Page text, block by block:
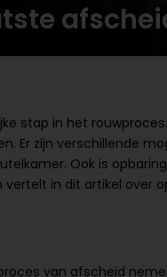
stap in het
Er zijn verschillende
Ook is
vertelt in dit artikel over
van afscheid